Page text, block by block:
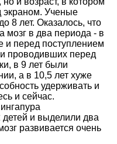
экраном. Ученые
8 лет. Оказалось, что
мозг в два периода - в
и перед поступлением
проводивших перед
в 9 лет были
а в 10,5 лет хуже
удерживать и
и сейчас.
и выделили два
развивается очень